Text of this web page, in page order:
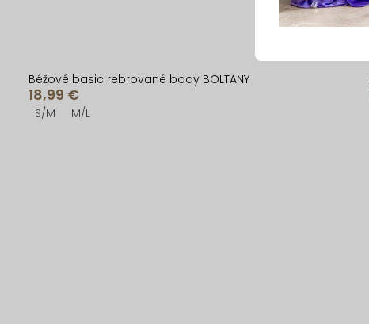
Béžové basic rebrované body BOLTANY
18,99 €
S/M M/L